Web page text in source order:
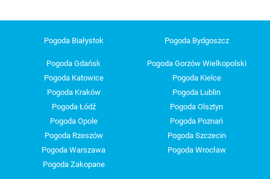
Pogoda Białystok Pogoda Bydgoszcz
Pogoda Gdańsk
Pogoda Gorzów Wielkopolski
Pogoda Katowice
Pogoda Kielce
Pogoda Kraków
Pogoda Lublin
Pogoda Łódź
Pogoda Olsztyn
Pogoda Opole
Pogoda Poznań
Pogoda Rzeszów
Pogoda Szczecin
Pogoda Warszawa
Pogoda Wrocław
Pogoda Zakopane